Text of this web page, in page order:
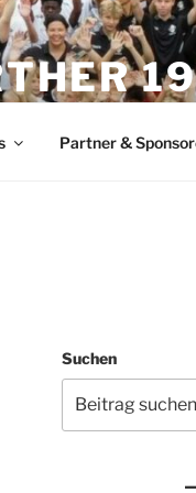
Partner &
Suchen